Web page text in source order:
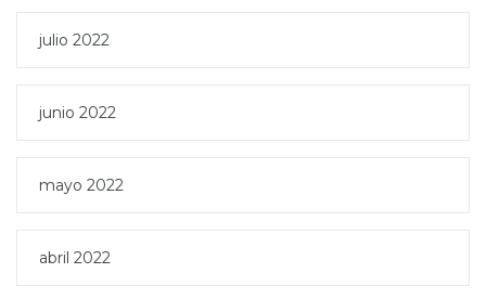
julio 2022
junio 2022
mayo 2022
abril 2022